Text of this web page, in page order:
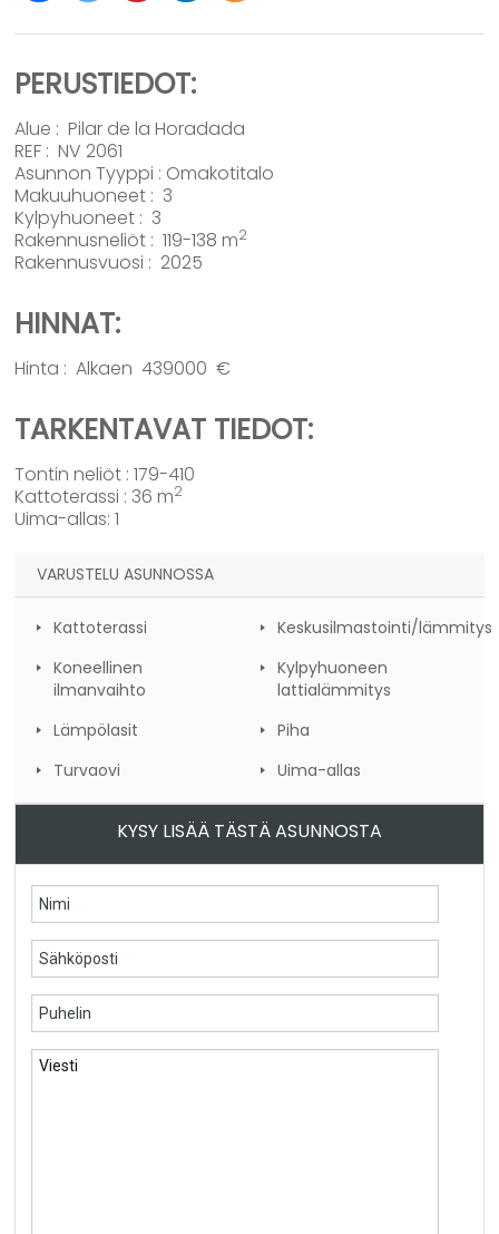
PERUSTIEDOT:
Alue :Pilar de la Horadada
REF : NV 2061
Asunnon Tyyppi : Omakotitalo
Makuuhuoneet : 3
Kylpyhuoneet : 3
Rakennusneliöt : 119-138 m2
Rakennusvuosi : 2025
HINNAT:
Hinta : Alkaen 439000 €
TARKENTAVAT TIEDOT:
Tontin neliöt : 179-410
Kattoterassi : 36 m2
Uima-allas: 1
VARUSTELU ASUNNOSSA
Kattoterassi
Keskusilmastointi/lämmitys
Koneellinen
ilmanvaihto
Kylpyhuoneen
lattialämmitys
Lämpölasit
Piha
Turvaovi
Uima-allas
KYSY LISÄÄ TÄSTÄ ASUNNOSTA